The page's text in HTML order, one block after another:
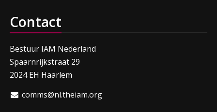
Contact
Bestuur IAM Nederland
Spaarnrijkstraat 29
2024 EH Haarlem
comms@nl.theiam.org